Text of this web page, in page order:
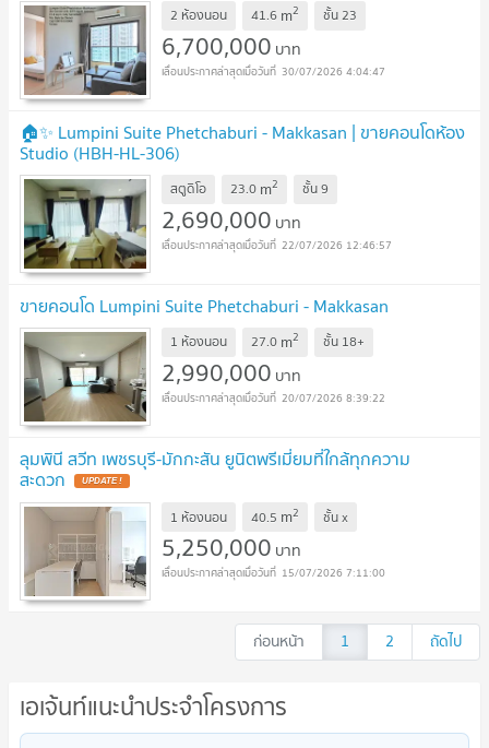
2 ห้องนอน 41.6 m2 ชั้น23
6,700,000 บาท
30/07/2026 4:04:47
🏠✨ Lumpini Suite Phetchaburi - Makkasan | ขายคอนโดห้อง
Studio (HBH-HL-306)
สตูดิโอ 23.0 m2 ชั้น9
2,690,000 บาท
22/07/2026 12:46:57
ขายคอนโด Lumpini Suite Phetchaburi - Makkasan
1 ห้องนอน 27.0 m2 ชั้น 18+
2,990,000 บาท
20/07/2026 8:39:22
ลุมพินี สวีท เพชรบุรี-มักกะสัน ยูนิตพรีเมี่ยมที่ใกล้ทุกความ
สะดวก
1 ห้องนอน 40.5 m2 ชั้นx
5,250,000 บาท
15/07/2026 7:11:00
ก่อนหน้า 1 2 ถัดไป
เอเจ้นท์แนะนำประจำโครงการ